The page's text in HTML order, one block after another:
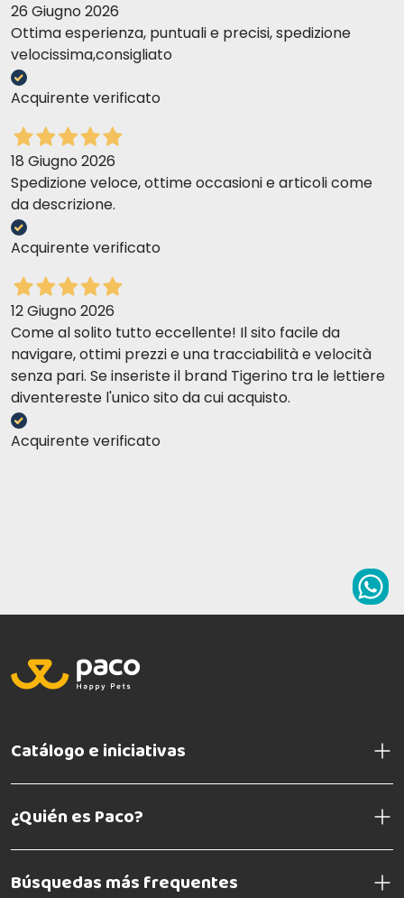
26 Giugno 2026
Ottima esperienza, puntuali e precisi, spedizione
velocissima,consigliato
Acquirente verificato
18 Giugno 2026
Spedizione veloce, ottime occasioni e articoli come
da descrizione.
Acquirente verificato
12 Giugno 2026
Come al solito tutto eccellente! Il sito facile da
navigare, ottimi prezzi e una tracciabilità e velocità
senza pari. Se inseriste il brand Tigerino tra le lettiere
diventereste l'unico sito da cui acquisto.
Acquirente verificato
Catálogo e iniciativas
¿Quién es Paco?
Búsquedas más frequentes